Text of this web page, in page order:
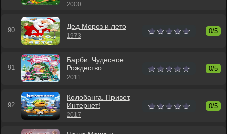
2000
Дед Мороз и лето
1973
0/5
Барби: Чудесное
Рождество
2011
0/5
Колобанга. Привет,
Интернет!
2017
0/5